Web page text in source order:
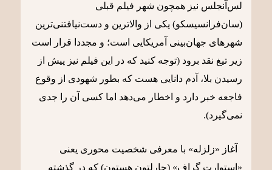
لس‌آنجلس نیز همچون شهر فیلم قبلی
(سان‌فرانسیسکو) یکی از والاترین و دست‌نیافتنی‌ترین
شهرهای جهان‌بینی آمریکایی است؛ و مجددا قرار است
زیر تیغ نقد برود (توجه کنید که در این فیلم نیز پیش از
رسیدن بلا، آدم دانایی هست که بطور شهودی از وقوع
فاجعه خبر دارد و اخطار می‌دهد اما کسی آن را جدی
نمی‌گیرد).
آغاز «زلزله» با معرفی شخصیت محوری یعنی
«استوارت گراف» (چارلتون هستون) که در گذشته